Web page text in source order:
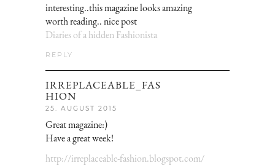
interesting..this magazine looks amazing
worth reading.. nice post
Diaries of a hidden Fashionista
REPLY
IRREPLACEABLE_FAS
HION
25. AUGUST 2015
Great magazine:)
Have a great week!
http://irreplaceable-fashion.blogspot.com/